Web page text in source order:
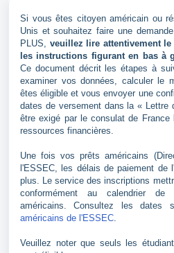
Si vous êtes citoyen américain ou
Unis et souhaitez faire une
PLUS, veuillez lire attentivement
les instructions figurant en bas à
Ce document décrit les étapes à
examiner vos données, calculer le
êtes éligible et vous envoyer une
dates de versement dans la « Lettre
être exigé par le consulat de
ressources financières.
Une fois vos prêts américains
l'ESSEC, les délais de paiement de
plus. Le service des inscriptions
conformément au calendrier
américains. Consultez les dates
américains de l'ESSEC.
Veuillez noter que seuls les